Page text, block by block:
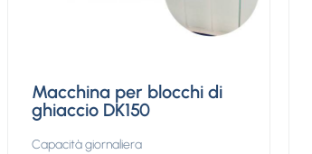
Macchina per blocchi di
ghiaccio DK150
Capacità giornaliera